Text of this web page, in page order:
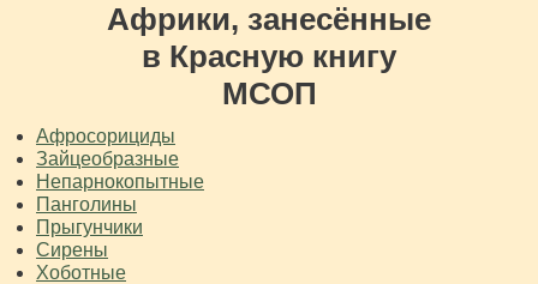
Африки, занесённые
в Красную книгу
МСОП
Афросорициды
Зайцеобразные
Непарнокопытные
Панголины
Прыгунчики
Сирены
Хоботные